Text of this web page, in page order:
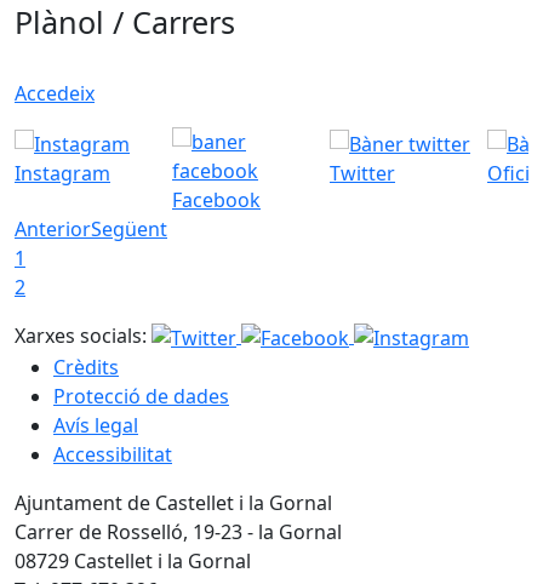
Plànol / Carrers
Accedeix
Instagram
Facebook
Twitter
AnteriorSegüent
1
2
Xarxes socials:
Crèdits
Protecció de dades
Avís legal
Accessibilitat
Ajuntament de Castellet i la Gornal
Carrer de Rosselló, 19-23 - la Gornal
08729 Castellet i la Gornal